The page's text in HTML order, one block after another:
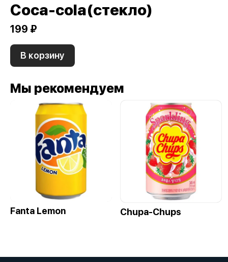
Сoca-cola(стекло)
199 ₽
В корзину
Мы рекомендуем
Fanta Lemon Сhupa-Chups